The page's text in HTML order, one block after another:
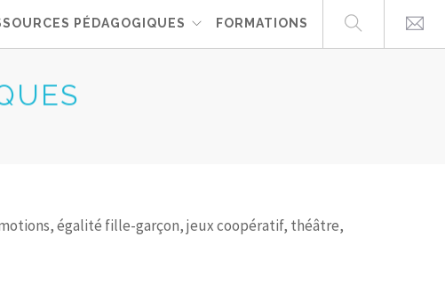
PÉDAGOGIQUES FORMATIONS
égalité fille-garçon, jeux coopératif, théâtre,